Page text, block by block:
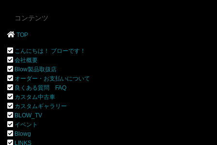
コンテンツ
TOP
こんにちは！ ブローです！
会社概要
Blow製品取扱店
オーダー・お支払いについて
良くある質問 FAQ
カスタム中古車
カスタムギャラリー
BLOW_TV
イベント
Blowg
LINKS